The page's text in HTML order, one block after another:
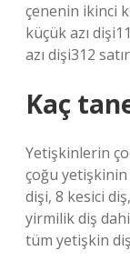
çenenin ikinci
küçük azı
azı dişi312
Kaç
Yetişkinlerin
çoğu yetişkinin
dişi, 8 kesici
yirmilik diş
tüm yetişkin